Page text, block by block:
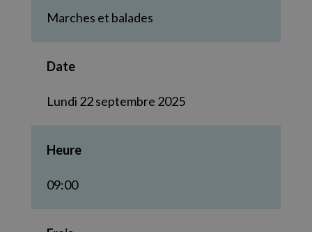
Marches et balades
Date
Lundi 22 septembre 2025
Heure
09:00